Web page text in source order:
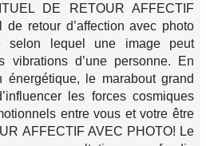
DE RETOUR AFFECTIF
retour d’affection avec photo
selon lequel une image peut
vibrations d’une personne. En
énergétique, le marabout grand
les forces cosmiques
entre vous et votre être
AFFECTIF AVEC PHOTO! Le